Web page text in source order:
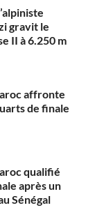
gravit le
II à 6.250 m
affronte
de finale
qualifié
après un
Sénégal